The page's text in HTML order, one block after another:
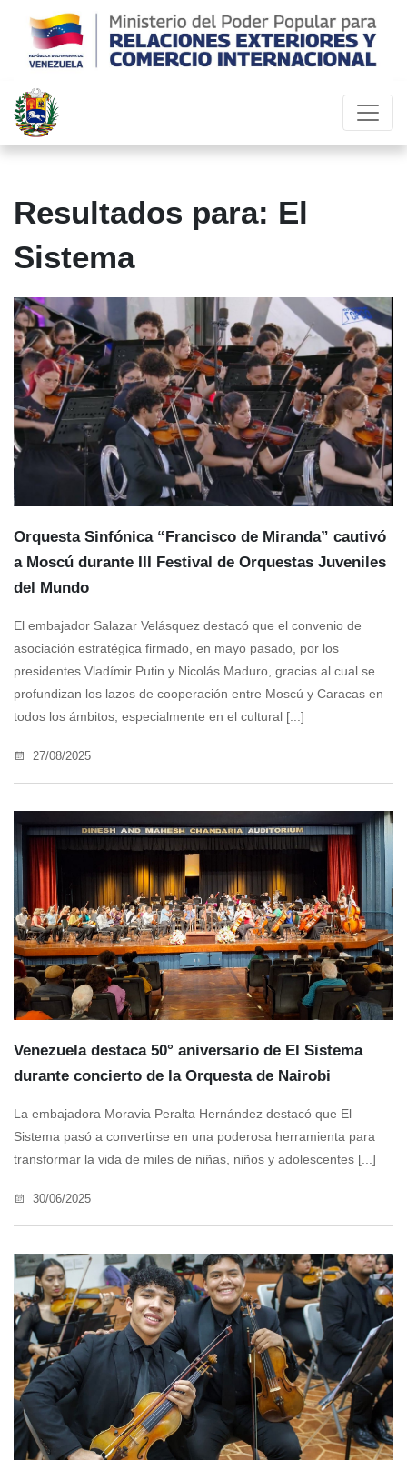
Resultados para: El
Sistema
Orquesta Sinfónica “Francisco de Miranda” cautivó
a Moscú durante III Festival de Orquestas Juveniles
del Mundo
El embajador Salazar Velásquez destacó que el convenio de
asociación estratégica firmado, en mayo pasado, por los
presidentes Vladímir Putin y Nicolás Maduro, gracias al cual se
profundizan los lazos de cooperación entre Moscú y Caracas en
todos los ámbitos, especialmente en el cultural [...]
27/08/2025
Venezuela destaca 50° aniversario de El Sistema
durante concierto de la Orquesta de Nairobi
La embajadora Moravia Peralta Hernández destacó que El
Sistema pasó a convertirse en una poderosa herramienta para
transformar la vida de miles de niñas, niños y adolescentes [...]
30/06/2025